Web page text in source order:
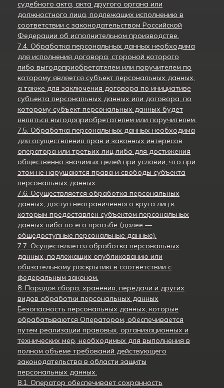
судебного акта, акта другого органа или
должностного лица, подлежащих исполнению в
соответствии с законодательством Российской
Федерации об исполнительном производстве.
7.4. Обработка персональных данных необходима
для исполнения договора, стороной которого
либо выгодоприобретателем или поручителем по
которому является субъект персональных данных,
а также для заключения договора по инициативе
субъекта персональных данных или договора, по
которому субъект персональных данных будет
являться выгодоприобретателем или поручителем.
7.5. Обработка персональных данных необходима
для осуществления прав и законных интересов
оператора или третьих лиц либо для достижения
общественно значимых целей при условии, что при
этом не нарушаются права и свободы субъекта
персональных данных.
7.6. Осуществляется обработка персональных
данных, доступ неограниченного круга лиц к
которым предоставлен субъектом персональных
данных либо по его просьбе (далее —
общедоступные персональные данные).
7.7. Осуществляется обработка персональных
данных, подлежащих опубликованию или
обязательному раскрытию в соответствии с
федеральным законом.
8. Порядок сбора, хранения, передачи и других
видов обработки персональных данных
Безопасность персональных данных, которые
обрабатываются Оператором, обеспечивается
путем реализации правовых, организационных и
технических мер, необходимых для выполнения в
полном объеме требований действующего
законодательства в области защиты
персональных данных.
8.1. Оператор обеспечивает сохранность